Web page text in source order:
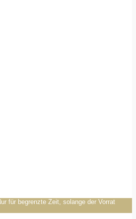
für begrenzte Zeit, solange der Vorrat